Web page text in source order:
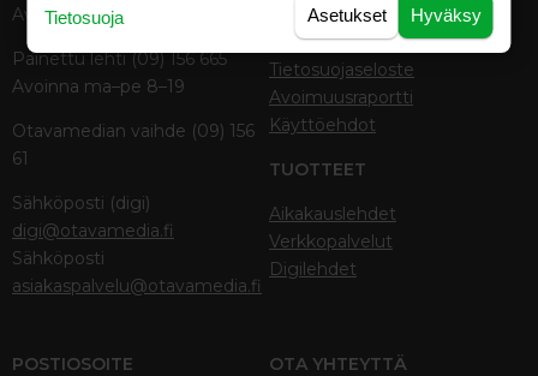
Avoinna ma–pe 8–19
Painettu lehti (09) 156 665
Avoinna ma–pe 8–19
Otavamedian vaihde (09) 156
61
Sähköposti (digi)
digi@otavamedia.fi
Sähköposti
asiakaspalvelu@otavamedia.fi
ilmoitushinnat
Tietoa verkon kävijöistä
Tietosuojaseloste
Avoimuusraportti
Käyttöehdot
TUOTTEET
Aikakauslehdet
Verkkopalvelut
Digilehdet
POSTIOSOITE OTA YHTEYTTÄ
Hyväksy
Asetukset
Tietosuoja